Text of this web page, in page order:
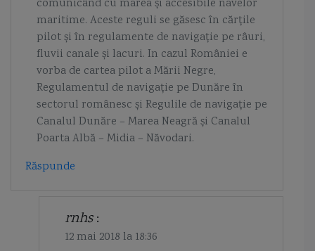
comunicând cu marea și accesibile navelor
maritime. Aceste reguli se găsesc în cărțile
pilot și în regulamente de navigație pe râuri,
fluvii canale și lacuri. In cazul României e
vorba de cartea pilot a Mării Negre,
Regulamentul de navigație pe Dunăre în
sectorul românesc și Regulile de navigație pe
Canalul Dunăre – Marea Neagră și Canalul
Poarta Albă – Midia – Năvodari.
Răspunde
rnhs :
12 mai 2018 la 18:36